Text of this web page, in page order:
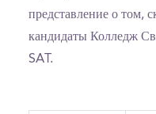
представление о том,
кандидаты Колледж
SAT.